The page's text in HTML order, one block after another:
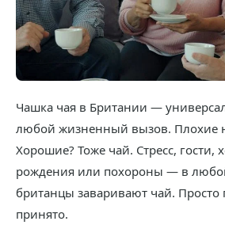
Чашка чая в Британии —
любой жизненный вызов. Плохие
Хорошие? Тоже чай. Стресс, гости,
рождения или похороны — в
британцы заваривают чай. Просто
принято.